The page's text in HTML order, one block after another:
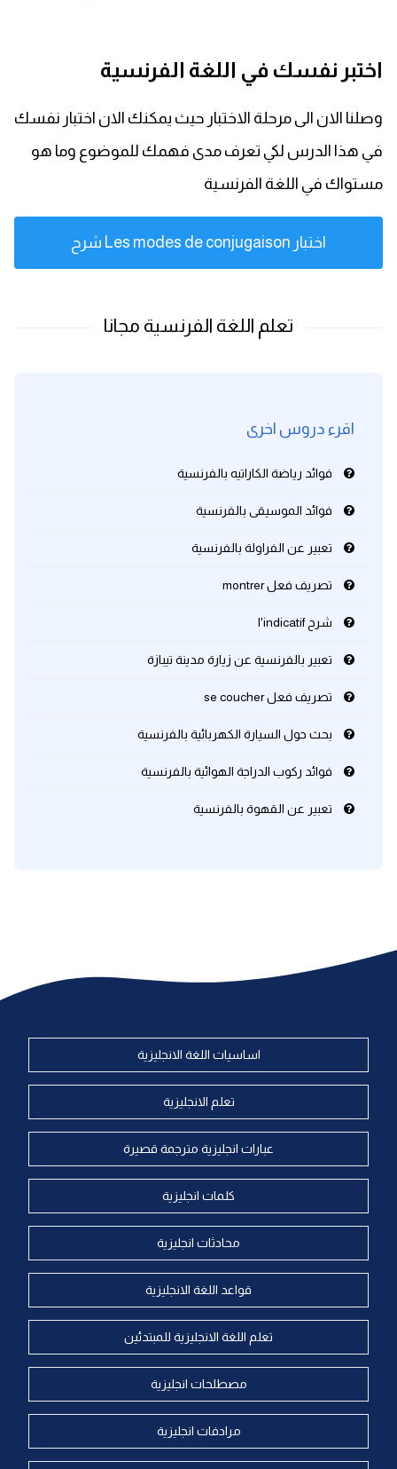
اختبر نفسك في اللغة الفرنسية
وصلنا الان الى مرحلة الاختبار حيث يمكنك الان اختبار نفسك
في هذا الدرس لكي تعرف مدى فهمك للموضوع وما هو
مستواك في اللغة الفرنسية
اختبار Les modes de conjugaison شرح
اقرء دروس اخرى
فوائد رياضة الكاراتيه بالفرنسية
فوائد الموسيقى بالفرنسية
تعبير عن الفراولة بالفرنسية
تصريف فعل montrer
شرح l'indicatif
تعبير بالفرنسية عن زيارة مدينة تيبازة
تصريف فعل se coucher
بحث حول السيارة الكهربائية بالفرنسية
فوائد ركوب الدراجة الهوائية بالفرنسية
تعبير عن القهوة بالفرنسية
اساسيات اللغة الانجليزية
تعلم الانجليزية
عبارات انجليزية مترجمة قصيرة
كلمات انجليزية
محادثات انجليزية
قواعد اللغة الانجليزية
تعلم اللغة الانجليزية للمبتدئين
مصطلحات انجليزية
مرادفات انجليزية